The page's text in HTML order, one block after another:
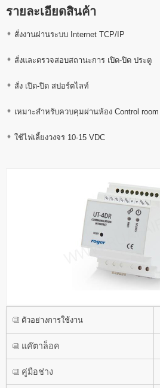
รายละเอียดสินค้า
สั่งงานผ่านระบบ Internet TCP/IP
สั่งและตรวจสอบสถานะการ เปิด-ปิด ประตู
สั่ง เปิด-ปิด สปอร์ตไลท์
เหมาะสำหรับควบคุมผ่านห้อง Control room
ใช้ไฟเลี้ยงวงจร 10-15 VDC
ตัวอย่างการใช้งาน
แค๊ตาล็อค
คู่มือช่าง